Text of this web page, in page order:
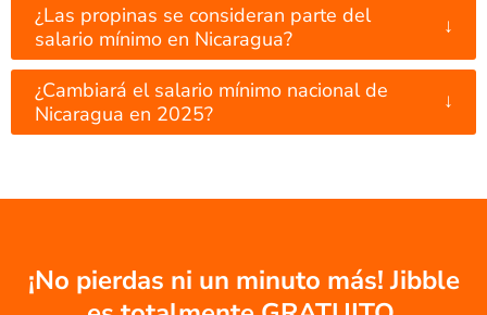
¿Las propinas se consideran parte del
salario mínimo en Nicaragua?
↓
¿Cambiará el salario mínimo nacional de
Nicaragua en 2025?
↓
¡No pierdas ni un minuto más! Jibble